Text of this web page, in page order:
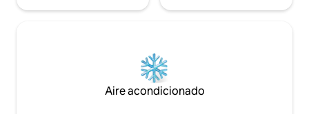
Aire acondicionado